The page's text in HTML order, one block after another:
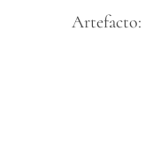
Artefacto: